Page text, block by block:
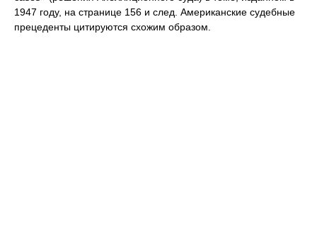
1947 году, на странице 156 и след. Американские судебные
прецеденты цитируются схожим образом.